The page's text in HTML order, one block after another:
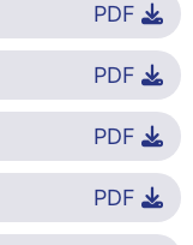
PDF
PDF
PDF
PDF